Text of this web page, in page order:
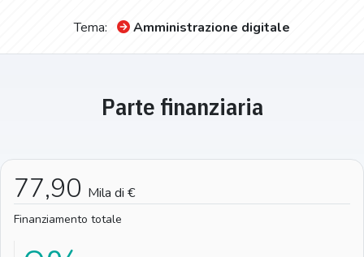
Tema: Amministrazione digitale
Parte finanziaria
77,90 Mila di €
Finanziamento totale